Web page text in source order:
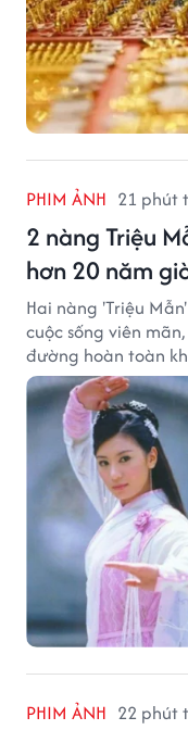
PHIM ẢNH 21 phút
2 nàng Triệu
hơn 20 năm
Hai nàng 'Triệu
cuộc sống viên
đường hoàn toàn
PHIM ẢNH 22 phút